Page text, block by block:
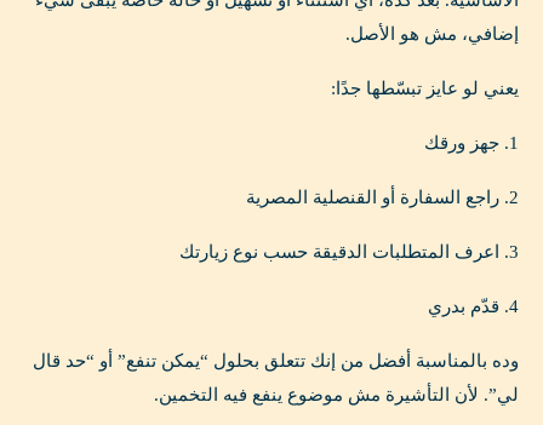
إضافي، مش هو الأصل.
يعني لو عايز تبسّطها جدًا:
1. جهز ورقك
2. راجع السفارة أو القنصلية المصرية
3. اعرف المتطلبات الدقيقة حسب نوع زيارتك
4. قدّم بدري
وده بالمناسبة أفضل من إنك تتعلق بحلول “يمكن تنفع” أو “حد قال
لي”. لأن التأشيرة مش موضوع ينفع فيه التخمين.